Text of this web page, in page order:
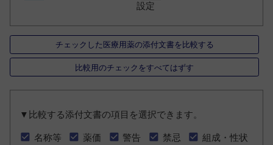
設定
チェックした医療用薬の添付文書を比較する
比較用のチェックをすべてはずす
▼比較する添付文書の項目を選択できます。
名称等 薬価 警告 禁忌
組成・性状